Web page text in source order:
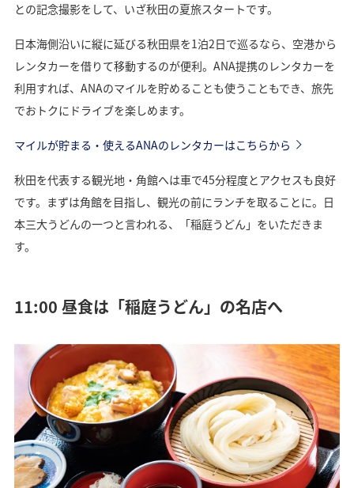
との記念撮影をして、いざ秋田の夏旅スタートです。
日本海側沿いに縦に延びる秋田県を1泊2日で巡るなら、空港から
レンタカーを借りて移動するのが便利。ANA提携のレンタカーを
利用すれば、ANAのマイルを貯めることも使うこともでき、旅先
でおトクにドライブを楽しめます。
マイルが貯まる・使えるANAのレンタカーはこちらから
秋田を代表する観光地・角館へは車で45分程度とアクセスも良好
です。まずは角館を目指し、観光の前にランチを取ることに。日
本三大うどんの一つと言われる、「稲庭うどん」をいただきま
す。
11:00 昼食は「稲庭うどん」の名店へ